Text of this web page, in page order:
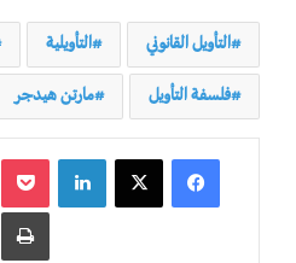
التأويل القانوني التأويلية
فلسفة التأويل مارتن هيدجر